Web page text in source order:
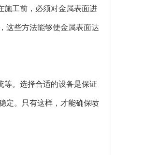
施工前，必须对金属表面进
这些方法能够使金属表面达
等。选择合适的设备是保证
定。只有这样，才能确保喷